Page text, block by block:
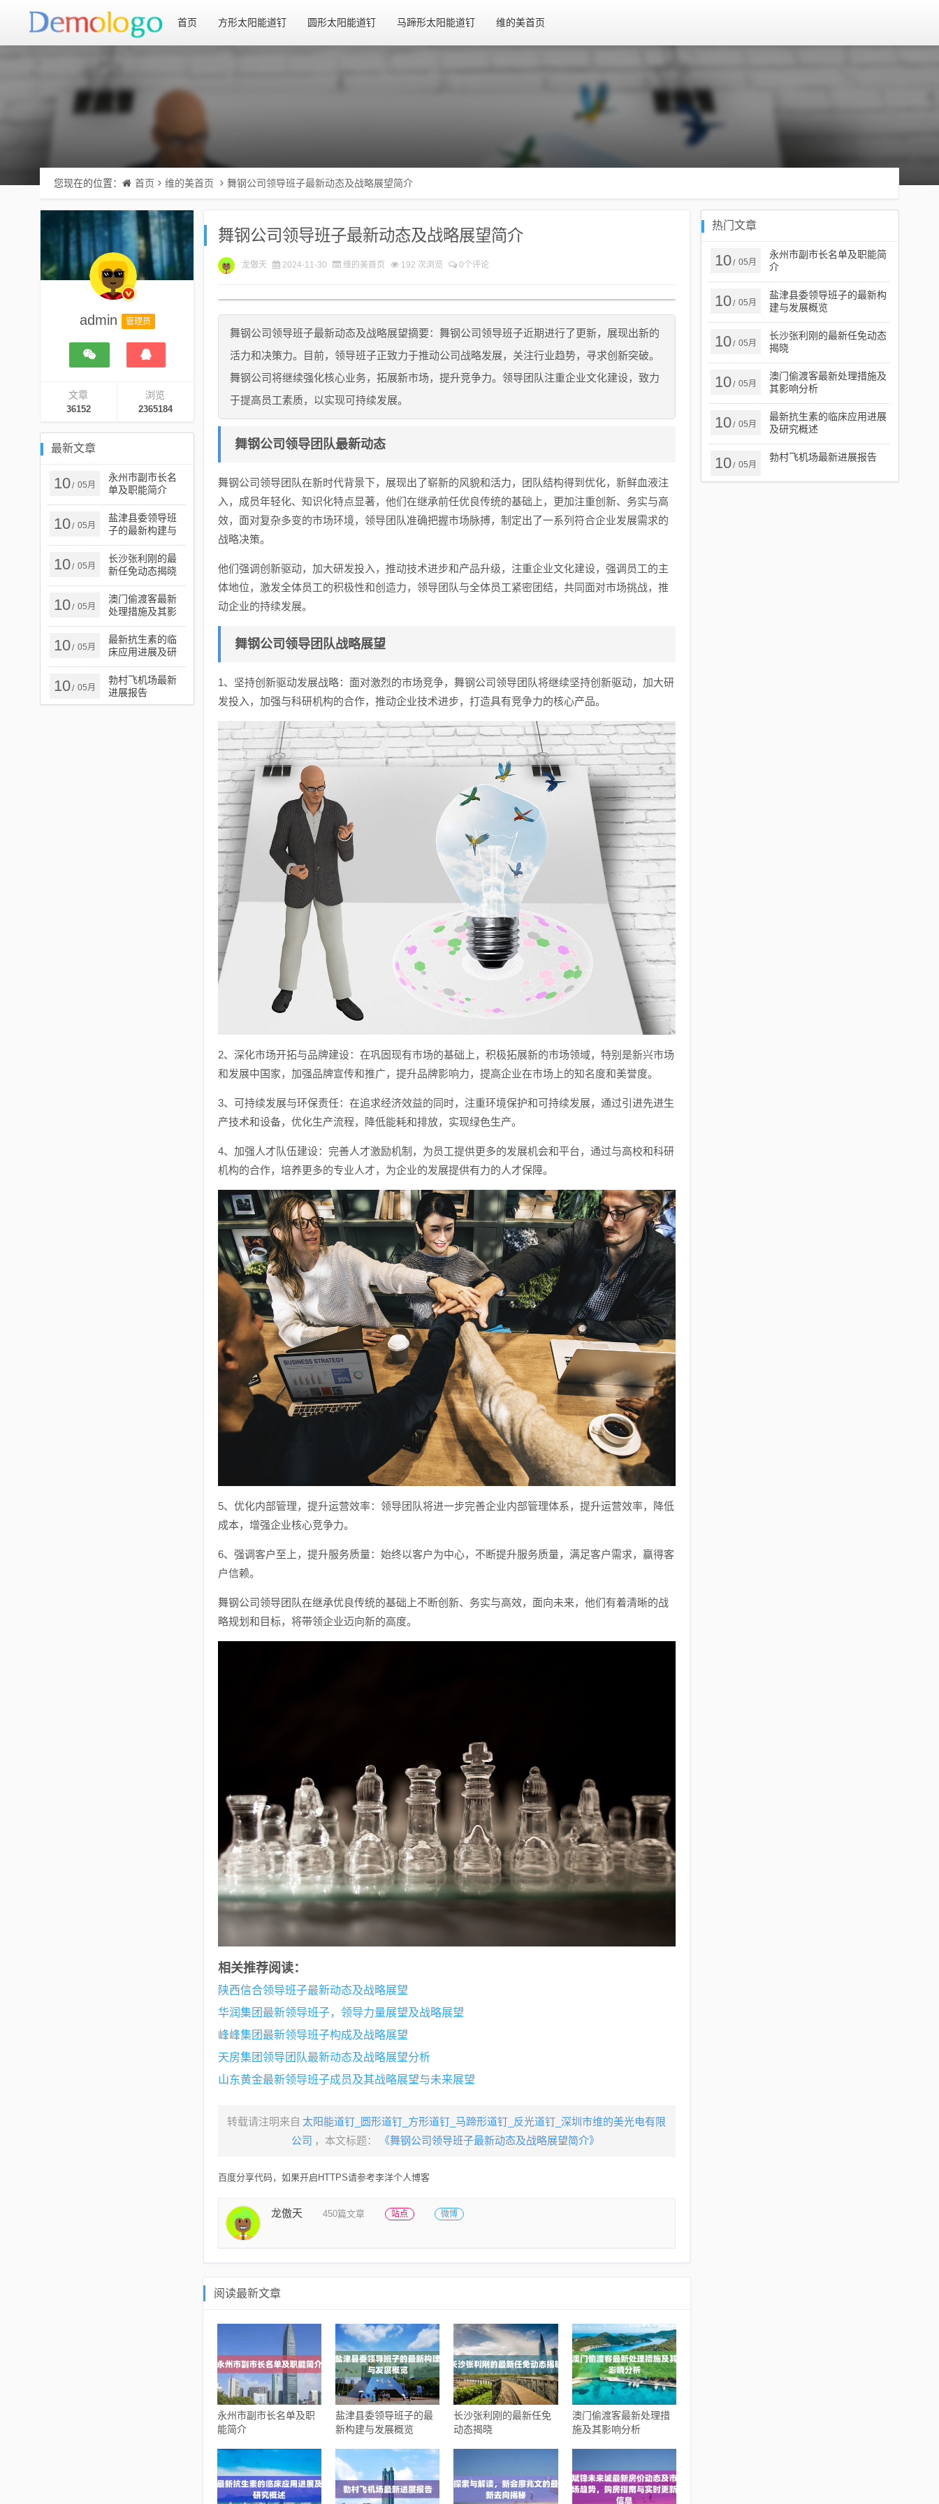
首页 方形太阳能道钉 圆形太阳能道钉 马蹄形太阳能道钉 维的美首页
您现在的位置： 首页 维的美首页 舞钢公司领导班子最新动态及战略展望简介
admin 管理员
文章
36152
浏览
2365184
最新文章
10/ 05月
永州市副市长名
单及职能简介
10/ 05月
盐津县委领导班
子的最新构建与
发展概览
10/ 05月
长沙张利刚的最
新任免动态揭晓
10/ 05月
澳门偷渡客最新
处理措施及其影
响分析
10/ 05月
最新抗生素的临
床应用进展及研
究概述
10/ 05月
勃村飞机场最新
进展报告
舞钢公司领导班子最新动态及战略展望简介
龙傲天 2024-11-30 维的美首页 192 次浏览 0个评论
舞钢公司领导班子最新动态及战略展望摘要：舞钢公司领导班子近期进行了更新，展现出新的
活力和决策力。目前，领导班子正致力于推动公司战略发展，关注行业趋势，寻求创新突破。
舞钢公司将继续强化核心业务，拓展新市场，提升竞争力。领导团队注重企业文化建设，致力
于提高员工素质，以实现可持续发展。
舞钢公司领导团队最新动态
舞钢公司领导团队在新时代背景下，展现出了崭新的风貌和活力，团队结构得到优化，新鲜血液注
入，成员年轻化、知识化特点显著，他们在继承前任优良传统的基础上，更加注重创新、务实与高
效，面对复杂多变的市场环境，领导团队准确把握市场脉搏，制定出了一系列符合企业发展需求的
战略决策。
他们强调创新驱动，加大研发投入，推动技术进步和产品升级，注重企业文化建设，强调员工的主
体地位，激发全体员工的积极性和创造力，领导团队与全体员工紧密团结，共同面对市场挑战，推
动企业的持续发展。
舞钢公司领导团队战略展望
1、坚持创新驱动发展战略：面对激烈的市场竞争，舞钢公司领导团队将继续坚持创新驱动，加大研
发投入，加强与科研机构的合作，推动企业技术进步，打造具有竞争力的核心产品。
2、深化市场开拓与品牌建设：在巩固现有市场的基础上，积极拓展新的市场领域，特别是新兴市场
和发展中国家，加强品牌宣传和推广，提升品牌影响力，提高企业在市场上的知名度和美誉度。
3、可持续发展与环保责任：在追求经济效益的同时，注重环境保护和可持续发展，通过引进先进生
产技术和设备，优化生产流程，降低能耗和排放，实现绿色生产。
4、加强人才队伍建设：完善人才激励机制，为员工提供更多的发展机会和平台，通过与高校和科研
机构的合作，培养更多的专业人才，为企业的发展提供有力的人才保障。
5、优化内部管理，提升运营效率：领导团队将进一步完善企业内部管理体系，提升运营效率，降低
成本，增强企业核心竞争力。
6、强调客户至上，提升服务质量：始终以客户为中心，不断提升服务质量，满足客户需求，赢得客
户信赖。
舞钢公司领导团队在继承优良传统的基础上不断创新、务实与高效，面向未来，他们有着清晰的战
略规划和目标，将带领企业迈向新的高度。
相关推荐阅读：
陕西信合领导班子最新动态及战略展望
华润集团最新领导班子，领导力量展望及战略展望
峰峰集团最新领导班子构成及战略展望
天房集团领导团队最新动态及战略展望分析
山东黄金最新领导班子成员及其战略展望与未来展望
转载请注明来自 太阳能道钉_圆形道钉_方形道钉_马蹄形道钉_反光道钉_深圳市维的美光电有限
公司 ，本文标题： 《舞钢公司领导班子最新动态及战略展望简介》
百度分享代码，如果开启HTTPS请参考李洋个人博客
龙傲天 450篇文章 站点 微博
阅读最新文章
永州市副市长名单及职
能简介
盐津县委领导班子的最
新构建与发展概览
长沙张利刚的最新任免
动态揭晓
澳门偷渡客最新处理措
施及其影响分析
热门文章
10/ 05月
永州市副市长名单及职能简
介
10/ 05月
盐津县委领导班子的最新构
建与发展概览
10/ 05月
长沙张利刚的最新任免动态
揭晓
10/ 05月
澳门偷渡客最新处理措施及
其影响分析
10/ 05月
最新抗生素的临床应用进展
及研究概述
10/ 05月
勃村飞机场最新进展报告